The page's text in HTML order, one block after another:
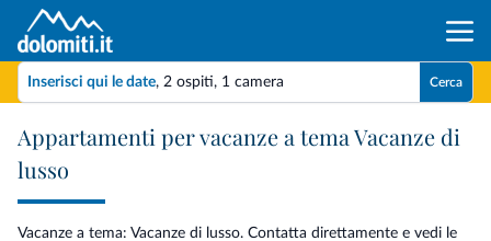
Inserisci qui le date, 2 ospiti, 1 camera Cerca
Appartamenti per vacanze a tema Vacanze di
lusso
Vacanze a tema: Vacanze di lusso. Contatta direttamente e vedi le